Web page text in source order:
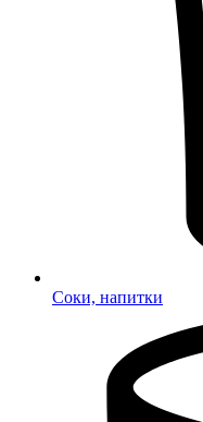
Соки, напитки